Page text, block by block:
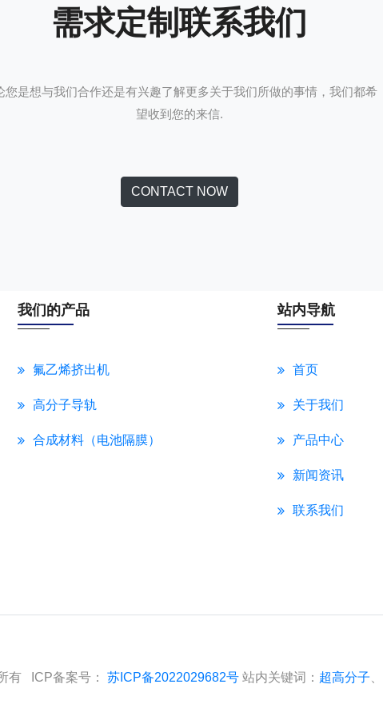
需求定制联系我们
您是想与我们合作还是有兴趣了解更多关于我们所做的事情，我们都希
望收到您的来信.
CONTACT NOW
我们的产品
氟乙烯挤出机
高分子导轨
合成材料（电池隔膜）
站内导航
首页
关于我们
产品中心
新闻资讯
联系我们
有 ICP备案号： 苏ICP备2022029682号 站内关键词： 超高分子